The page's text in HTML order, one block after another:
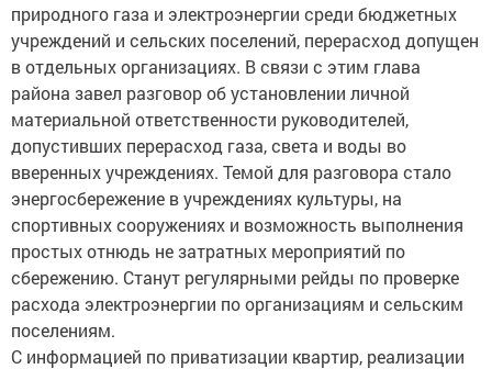
природного газа и электроэнергии среди бюджетных
учреждений и сельских поселений, перерасход допущен
в отдельных организациях. В связи с этим глава
района завел разговор об установлении личной
материальной ответственности руководителей,
допустивших перерасход газа, света и воды во
вверенных учреждениях. Темой для разговора стало
энергосбережение в учреждениях культуры, на
спортивных сооружениях и возможность выполнения
простых отнюдь не затратных мероприятий по
сбережению. Станут регулярными рейды по проверке
расхода электроэнергии по организациям и сельским
поселениям.
С информацией по приватизации квартир, реализации